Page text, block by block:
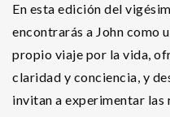
En esta edición del
encontrarás a John como
propio viaje por la vida,
claridad y conciencia, y
invitan a experimentar las